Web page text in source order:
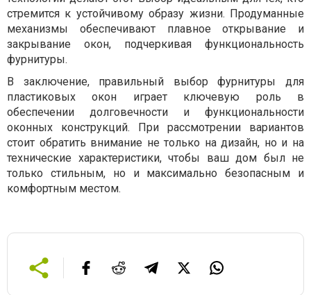
стремится к устойчивому образу жизни. Продуманные
механизмы обеспечивают плавное открывание и
закрывание окон, подчеркивая функциональность
фурнитуры.
В заключение, правильный выбор фурнитуры для
пластиковых окон играет ключевую роль в
обеспечении долговечности и функциональности
оконных конструкций. При рассмотрении вариантов
стоит обратить внимание не только на дизайн, но и на
технические характеристики, чтобы ваш дом был не
только стильным, но и максимально безопасным и
комфортным местом.